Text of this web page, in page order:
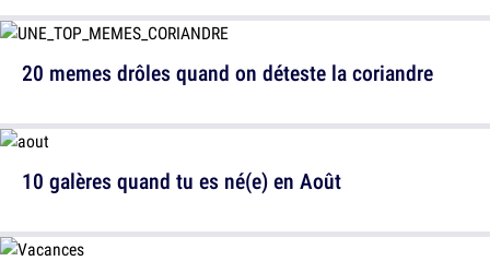
10 galères quand tu es né(e) en Août
20 memes drôles quand on déteste la coriandre